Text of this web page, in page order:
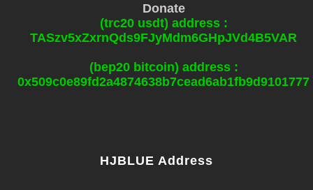
Donate
(trc20 usdt) address :
TASzv5xZxrnQds9FJyMdm6GHpJVd4B5VAR
(bep20 bitcoin) address :
0x509c0e89fd2a4874638b7cead6ab1fb9d9101777
HJBLUE Address